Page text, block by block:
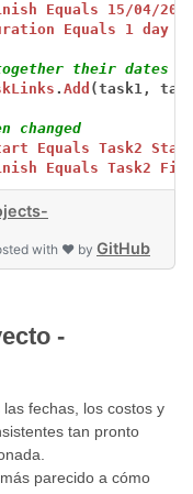
Equals 15/04/
Equals 1 day
their dates
.Add (task1,
changed
Equals Task2
Equals Task2
with ❤ by GitHub
-
fechas, los costos y
tan pronto
parecido a cómo